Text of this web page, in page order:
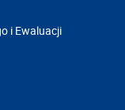
i Ewaluacji